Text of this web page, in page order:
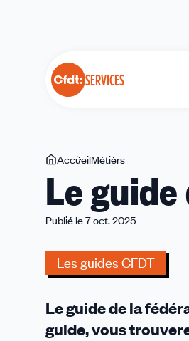
SERVICES
Vous
êtes
AccueilMétiers
guide
des
salariés
la
propreté
Le
Publié le 7 oct. 2025
Les guides CFDT
Le guide de la
guide, vous